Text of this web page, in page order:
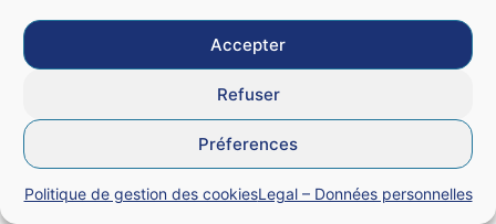
Accepter
Refuser
Préferences
Politique de gestion des cookiesLegal – Données personnelles
en rien les professionnels de l’éducation. Pour le
SNALC, les professeurs du premier degré
et des conditions d’enseignement acceptables,
concertations ou grands débats stériles. Redonner
de l’attractivité commencera par là.